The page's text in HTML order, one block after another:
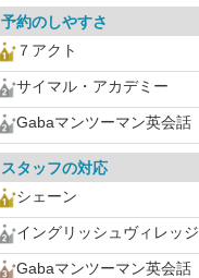
予約のしやすさ
７アクト
サイマル・アカデミー
Gabaマンツーマン英会話
スタッフの対応
シェーン
イングリッシュヴィレッジ
Gabaマンツーマン英会話